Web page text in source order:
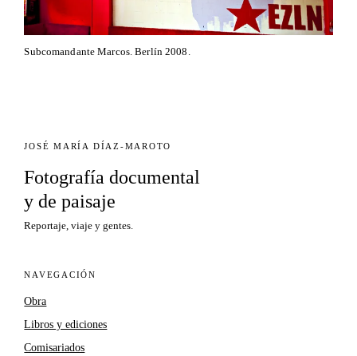
Subcomandante Marcos. Berlín 2008.
JOSÉ MARÍA DÍAZ-MAROTO
Fotografía documental
y de paisaje
Reportaje, viaje y gentes.
NAVEGACIÓN
Obra
Libros y ediciones
Comisariados